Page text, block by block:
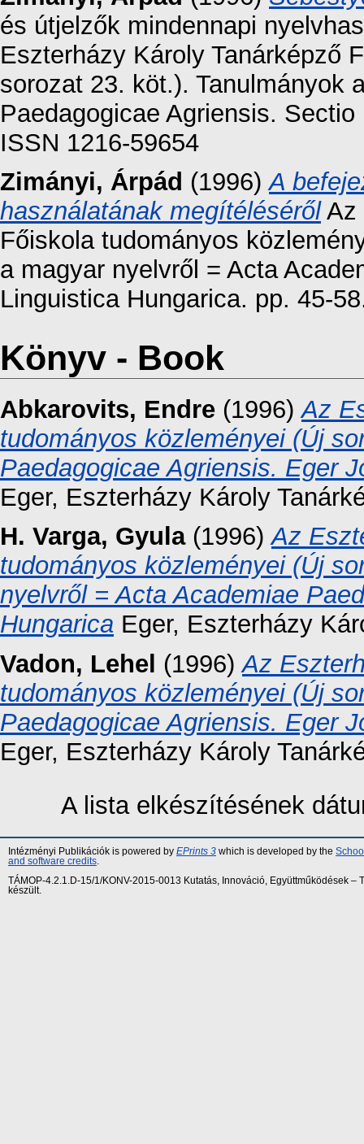
és útjelzők mindennapi
Eszterházy Károly Tanárképző
sorozat 23. köt.). Tanulmányok
Paedagogicae Agriensis.
ISSN 1216-59654
Zimányi, Árpád (1996)A
használatának megítélésérőlAz
Főiskola tudományos
a magyar nyelvről = Acta
Linguistica Hungarica. pp. 45-
Könyv - Book
Abkarovits, Endre (1996)Az
tudományos közleményei (Új
Paedagogicae Agriensis. Eger
Eger, Eszterházy Károly
H. Varga, Gyula(1996)Az
tudományos közleményei (Új
nyelvről = Acta Academiae
Hungarica Eger, Eszterházy
Vadon, Lehel (1996)Az
tudományos közleményei (Új
Paedagogicae Agriensis. Eger
Eger, Eszterházy Károly
A lista elkészítésének
Intézményi Publikációk is powered by EPrints 3 which is developed by the
and software credits
TÁMOP-4.2.1.D-15/1/KONV-2015-0013 Kutatás, Innováció, Együttműködések
készült.